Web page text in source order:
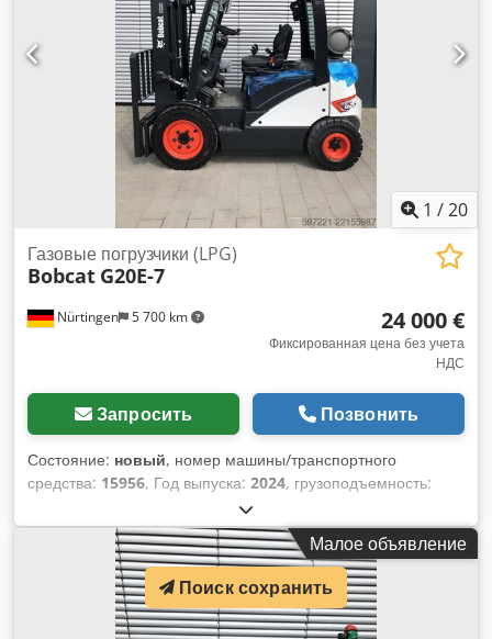
1 /20
Nürtingen 5 700 km
Газовые погрузчики (LPG)
Bobcat G20E-7
24 000 €
Фиксированная цена без учета
НДС
Запросить Позвонить
Состояние: новый, номер машины/транспортного
средства: 15956, Год выпуска: 2024, грузоподъемность:
4 730 мм
подъема:1 500 мм, центр тяжести груза:500 мм, тип
электрический, тип мачты:триплекс,
строительная высота:
, длина вил:1 200 мм
двигателя: Электрический, производитель: Bobcat Chjdszff
Axspfx Al Iea
Малое объявление
Поиск сохранить